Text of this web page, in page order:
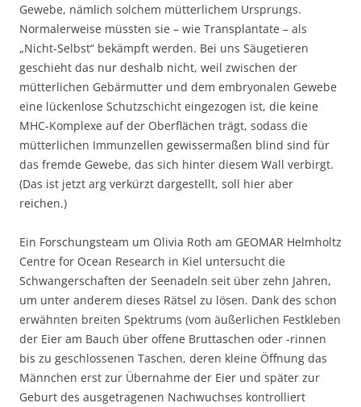
Gewebe, nämlich solchem mütterlichem Ursprungs.
Normalerweise müssten sie – wie Transplantate – als
„Nicht-Selbst“ bekämpft werden. Bei uns Säugetieren
geschieht das nur deshalb nicht, weil zwischen der
mütterlichen Gebärmutter und dem embryonalen Gewebe
eine lückenlose Schutzschicht eingezogen ist, die keine
MHC-Komplexe auf der Oberflächen trägt, sodass die
mütterlichen Immunzellen gewissermaßen blind sind für
das fremde Gewebe, das sich hinter diesem Wall verbirgt.
(Das ist jetzt arg verkürzt dargestellt, soll hier aber
reichen.)
Ein Forschungsteam um Olivia Roth am GEOMAR Helmholtz
Centre for Ocean Research in Kiel untersucht die
Schwangerschaften der Seenadeln seit über zehn Jahren,
um unter anderem dieses Rätsel zu lösen. Dank des schon
erwähnten breiten Spektrums (vom äußerlichen Festkleben
der Eier am Bauch über offene Bruttaschen oder -rinnen
bis zu geschlossenen Taschen, deren kleine Öffnung das
Männchen erst zur Übernahme der Eier und später zur
Geburt des ausgetragenen Nachwuchses kontrolliert